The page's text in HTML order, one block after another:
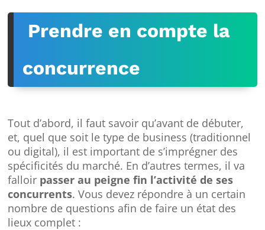
Prendre en compte la
concurrence
Tout d’abord, il faut savoir qu’avant de débuter,
et, quel que soit le type de business (traditionnel
ou digital), il est important de s’imprégner des
spécificités du marché. En d’autres termes, il va
falloir passer au peigne fin l’activité de ses
concurrents. Vous devez répondre à un certain
nombre de questions afin de faire un état des
lieux complet :